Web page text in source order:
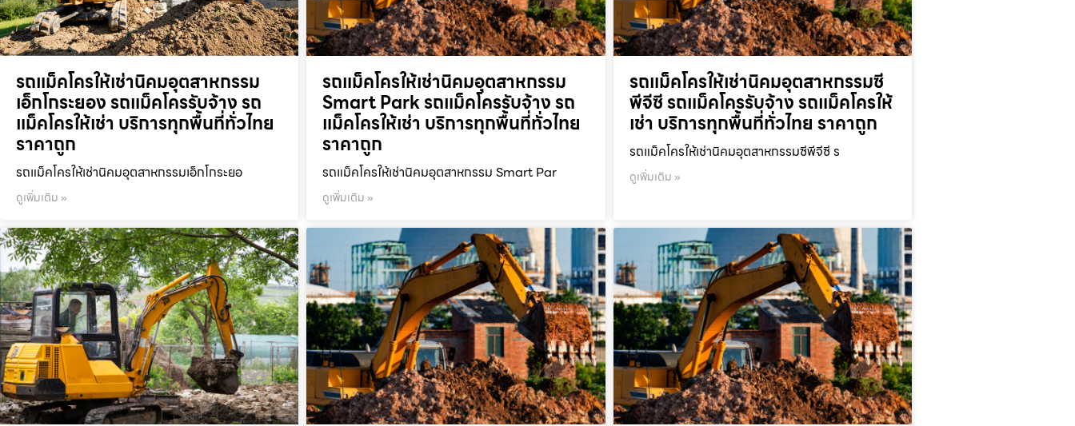
รถแม็คโครให้เช่านิคมอุตสาหกรรม
เอ็กโกระยอง รถแม็คโครรับจ้าง รถ
แม็คโครให้เช่า บริการทุกพื้นที่ทั่วไทย
ราคาถูก
รถแม็คโครให้เช่านิคมอุตสาหกรรมเอ็กโกระยอ
ดูเพิ่มเติม »
รถแม็คโครให้เช่านิคมอุตสาหกรรม
Smart Park รถแม็คโครรับจ้าง รถ
แม็คโครให้เช่า บริการทุกพื้นที่ทั่วไทย
ราคาถูก
รถแม็คโครให้เช่านิคมอุตสาหกรรม Smart Par
ดูเพิ่มเติม »
รถแม็คโครให้เช่านิคมอุตสาหกรรมซี
พีจีซี รถแม็คโครรับจ้าง รถแม็คโครให้
เช่า บริการทุกพื้นที่ทั่วไทย ราคาถูก
รถแม็คโครให้เช่านิคมอุตสาหกรรมซีพีจีซี ร
ดูเพิ่มเติม »